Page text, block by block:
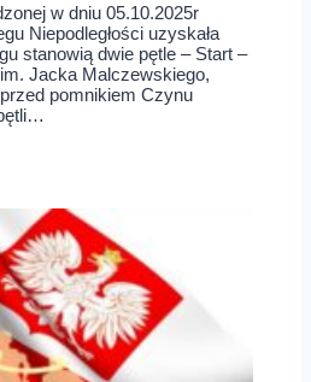
w dniu 05.10.2025r
Niepodległości uzyskała
stanowią dwie pętle – Start –
Jacka Malczewskiego,
pomnikiem Czynu